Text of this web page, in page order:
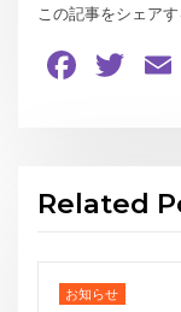
この記事をシェア
Related